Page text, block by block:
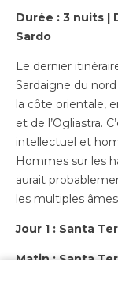
Durée : 3 nuits |
Sardo
Le dernier
Sardaigne du
la côte orientale,
et de l’Ogliastra.
intellectuel et
Hommes sur les
aurait
les multiples âmes
Jour 1 : Santa
Matin : Santa
Le voyage repart